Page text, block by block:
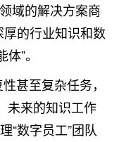
域的解决方案商
的行业知识和数
”。
甚至复杂任务，
未来的知识工作
“数字员工”团队